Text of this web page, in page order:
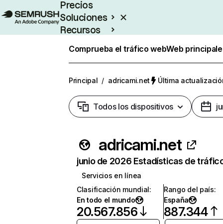
Precios
Soluciones
Recursos
Comprueba el tráfico webWeb
Principal / adricami.net Última
Todos los dispositivos
adricami.net
junio de 2026 Estadísticas de
Servicios en línea
Clasificación mundial:
En todo el mundo
20.567.856
Rango del país:
España
887.344